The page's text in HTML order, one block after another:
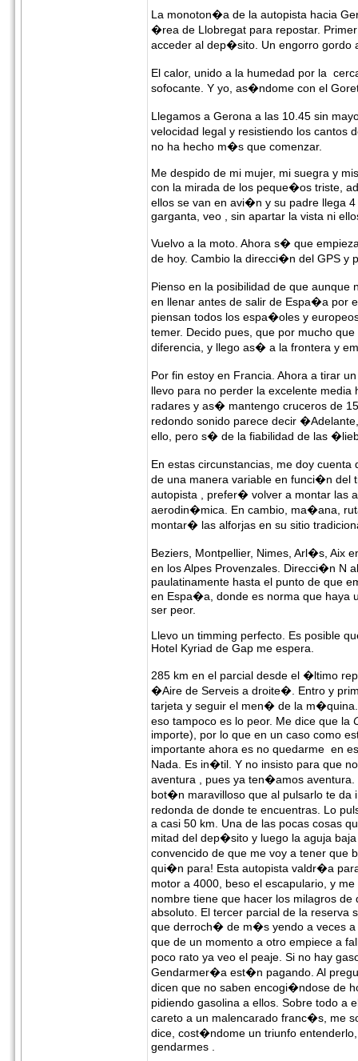
La monoton�a de la autopista hacia
�rea de Llobregat para repostar.
acceder al dep�sito. Un engorro
El calor, unido a la humedad por la
sofocante. Y yo, as�ndome con el
Llegamos a Gerona a las 10.45 sin
velocidad legal y resistiendo los
no ha hecho m�s que comenzar.
Me despido de mi mujer, mi suegra y
con la mirada de los peque�os triste,
ellos se van en avi�n y su padre llega
garganta, veo , sin apartar la vista ni
Vuelvo a la moto. Ahora s� que
de hoy. Cambio la direcci�n del GPS y
Pienso en la posibilidad de que
en llenar antes de salir de Espa�a por
piensan todos los espa�oles y
temer. Decido pues, que por mucho
diferencia, y llego as� a la frontera y
Por fin estoy en Francia. Ahora a tirar
llevo para no perder la excelente
radares y as� mantengo cruceros de
redondo sonido parece decir
ello, pero s� de la fiabilidad de las
En estas circunstancias, me doy
de una manera variable en funci�n del
autopista , prefer� volver a montar las
aerodin�mica. En cambio, ma�ana,
montar� las alforjas en su sitio
Beziers, Montpellier, Nimes, Arl�s, Aix
en los Alpes Provenzales. Direcci�n N
paulatinamente hasta el punto de que
en Espa�a, donde es norma que
ser peor.
Llevo un timming perfecto. Es posible
Hotel Kyriad de Gap me espera.
285 km en el parcial desde el �ltimo
�Aire de Serveis a droite�. Entro y
tarjeta y seguir el men� de la
eso tampoco es lo peor. Me dice que la
importe), por lo que en un caso como
importante ahora es no quedarme en
Nada. Es in�til. Y no insisto para que
aventura , pues ya ten�amos
bot�n maravilloso que al pulsarlo te
redonda de donde te encuentras. Lo
a casi 50 km. Una de las pocas cosas
mitad del dep�sito y luego la aguja
convencido de que me voy a tener
qui�n para! Esta autopista valdr�a
motor a 4000, beso el escapulario, y
nombre tiene que hacer los milagros
absoluto. El tercer parcial de la reserva
que derroch� de m�s yendo a veces a
que de un momento a otro empiece a
poco rato ya veo el peaje. Si no hay
Gendarmer�a est�n pagando. Al
dicen que no saben encogi�ndose de
pidiendo gasolina a ellos. Sobre todo
careto a un malencarado franc�s, me
dice, cost�ndome un triunfo
gendarmes .